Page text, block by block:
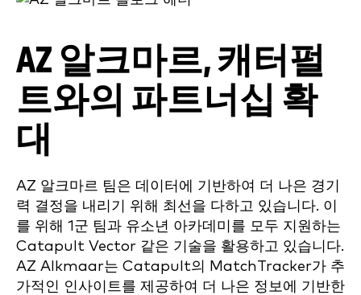
AZ 알크마르, 캐터펄
트와의 파트너십 확
대
AZ 알크마르 팀은 데이터에 기반하여 더 나은 경기
력 결정을 내리기 위해 최선을 다하고 있습니다. 이
를 위해 1군 팀과 유소년 아카데미를 모두 지원하는
Catapult Vector 같은 기술을 활용하고 있습니다.
AZ Alkmaar는 Catapult의 MatchTracker가 추
가적인 인사이트를 제공하여 더 나은 정보에 기반한